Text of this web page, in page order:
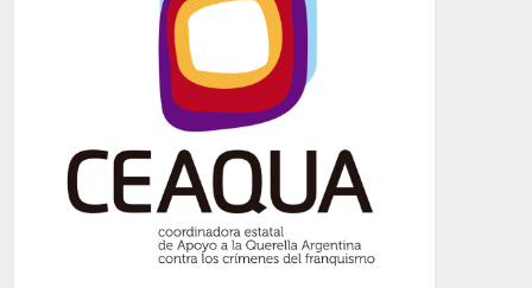
(607)
neofranquismo
(567)
Justicia Universal
Derechos Humanos
(522)
Nacionalcatolicismo
(514)